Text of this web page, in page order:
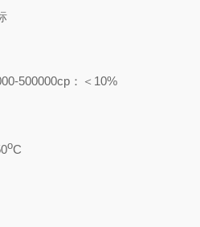
500000cp ：＜ 10%
oC